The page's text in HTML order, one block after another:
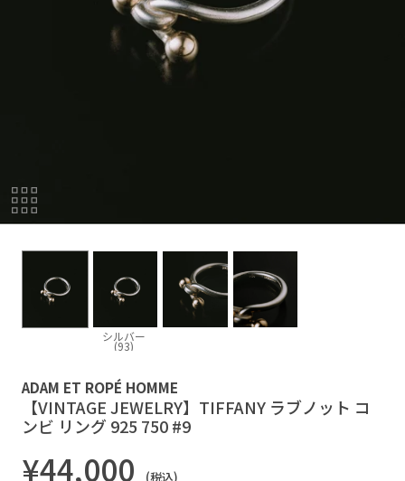
シルバー
(93)
ADAM ET ROPÉ HOMME
【VINTAGE JEWELRY】TIFFANY ラブノット コ
ンビ リング 925 750 #9
¥44,000 (税込)